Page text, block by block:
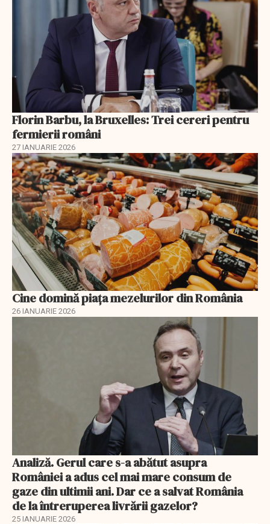
Florin Barbu, la Bruxelles: Trei cereri pentru
fermierii români
27 IANUARIE 2026
Cine domină piața mezelurilor din România
26 IANUARIE 2026
Analiză. Gerul care s-a abătut asupra
României a adus cel mai mare consum de
gaze din ultimii ani. Dar ce a salvat România
de la întreruperea livrării gazelor?
25 IANUARIE 2026